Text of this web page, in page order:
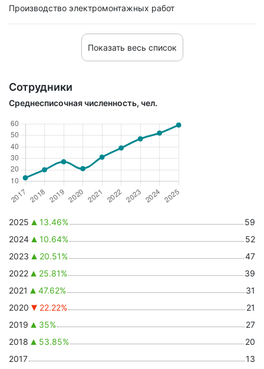
Производство электромонтажных работ
Показать весь список
Сотрудники
Среднесписочная численность, чел.
2025 13.46%
59
2024
10.64%
52
2023
20.51%
47
2022
25.81%
39
2021
47.62%
31
2020
22.22%
21
2019
35%
27
2018
53.85%
20
2017
13